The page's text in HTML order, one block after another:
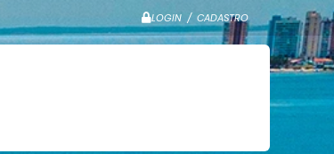
LOGIN / CADASTRO